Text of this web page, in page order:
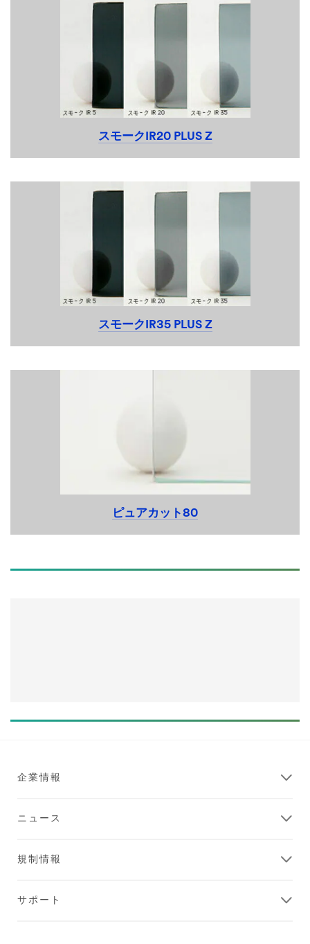
スモークIR20 PLUS Z
03,13
スモークIR35 PLUS Z
03,13
ピュアカット80
03,11
企業情報
ニュース
規制情報
サポート